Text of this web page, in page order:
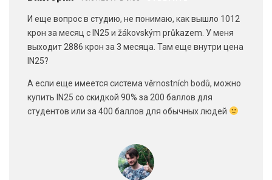
И еще вопрос в студию, не понимаю, как вышло 1012
крон за месяц с IN25 и žákovským průkazem. У меня
выходит 2886 крон за 3 месяца. Там еще внутри цена
IN25?
А если еще имеется система věrnostních bodů, можно
купить IN25 со скидкой 90% за 200 баллов для
студентов или за 400 баллов для обычных людей